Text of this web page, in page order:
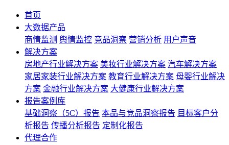
首页
大数据产品
商情监测 舆情监控 竞品洞察 营销分析 用户声音
解决方案
房地产行业解决方案 美妆行业解决方案 汽车解决方案
家居家装行业解决方案 教育行业解决方案 母婴行业解决
方案 金融行业解决方案 大健康行业解决方案
报告案例库
基础洞察（5C）报告 本品与竞品洞察报告 目标客户分
析报告 传播分析报告 定制化报告
代理合作